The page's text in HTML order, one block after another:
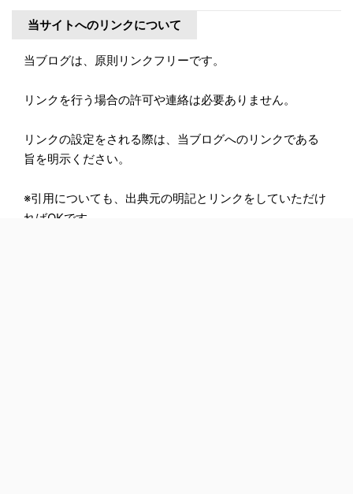
当サイトへのリンクについて
当ブログは、原則リンクフリーです。
リンクを行う場合の許可や連絡は必要ありません。
リンクの設定をされる際は、当ブログへのリンクである
旨を明示ください。
※引用についても、出典元の明記とリンクをしていただけ
ればOKです。